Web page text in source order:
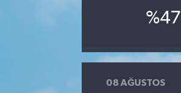
%47
08 AĞUSTOS